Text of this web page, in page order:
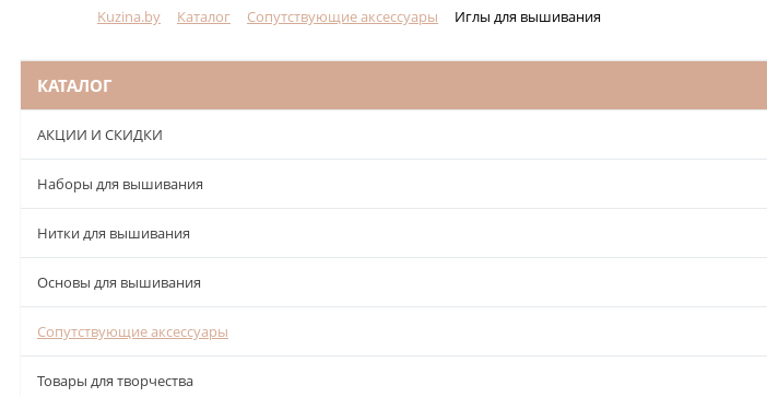
Kuzina.by Каталог Сопутствующие аксессуары Иглы для вышивания
КАТАЛОГ
АКЦИИ И СКИДКИ
Наборы для вышивания
Нитки для вышивания
Основы для вышивания
Сопутствующие аксессуары
Товары для творчества